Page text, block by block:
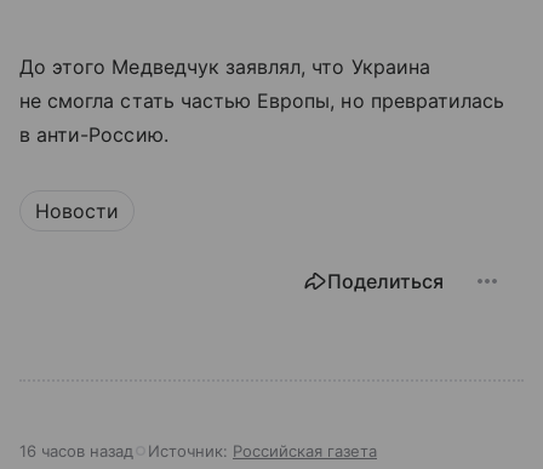
До этого Медведчук заявлял, что Украина
не смогла стать частью Европы, но превратилась
в анти-Россию.
Новости
Поделиться
16 часов назад Источник: Российская газета